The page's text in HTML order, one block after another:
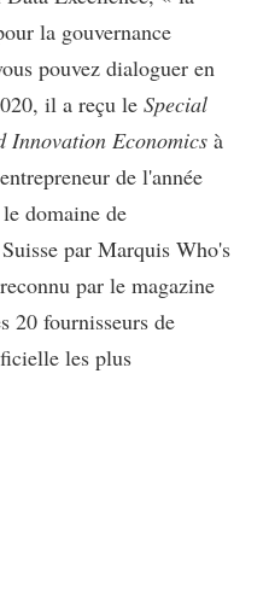
la gouvernance
pouvez dialoguer en
il a reçu le Special
Innovation Economics à
de l'année
domaine de
par Marquis Who's
par le magazine
20 fournisseurs de
les plus